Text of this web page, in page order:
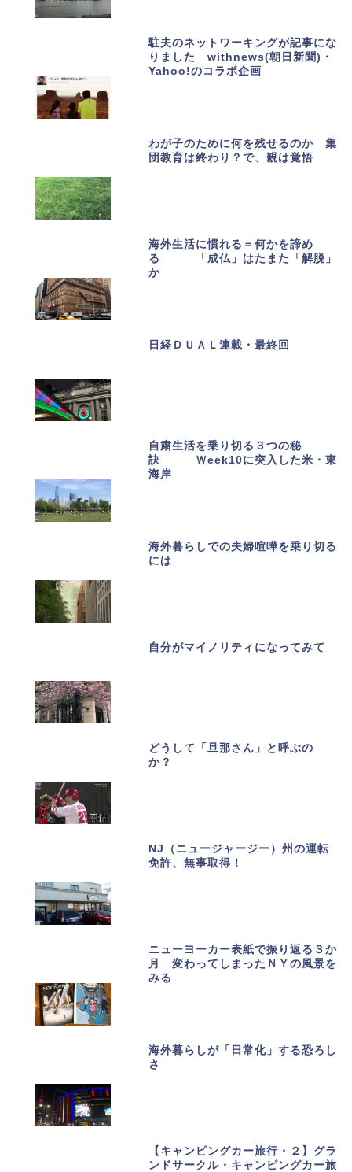
駐夫のネットワーキングが記事にな
りました withnews(朝日新聞)・
Yahoo!のコラボ企画
わが子のために何を残せるのか 集
団教育は終わり？で、親は覚悟
海外生活に慣れる＝何かを諦め
る 「成仏」はたまた「解脱」
か
日経ＤＵＡＬ連載・最終回
自粛生活を乗り切る３つの秘
訣 Ｗeek10に突入した米・東
海岸
海外暮らしでの夫婦喧嘩を乗り切る
には
自分がマイノリティになってみて
どうして「旦那さん」と呼ぶの
か？
NJ（ニュージャージー）州の運転
免許、無事取得！
ニューヨーカー表紙で振り返る３か
月 変わってしまったＮＹの風景を
みる
海外暮らしが「日常化」する恐ろし
さ
【キャンピングカー旅行・２】グラ
ンドサークル・キャンピングカー旅